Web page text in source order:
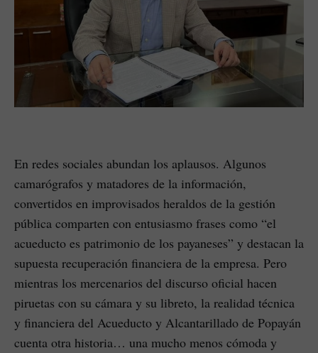
En redes sociales abundan los aplausos. Algunos
camarógrafos y matadores de la información,
convertidos en improvisados heraldos de la gestión
pública comparten con entusiasmo frases como “el
acueducto es patrimonio de los payaneses” y destacan la
supuesta recuperación financiera de la empresa. Pero
mientras los mercenarios del discurso oficial hacen
piruetas con su cámara y su libreto, la realidad técnica
y financiera del Acueducto y Alcantarillado de Popayán
cuenta otra historia… una mucho menos cómoda y